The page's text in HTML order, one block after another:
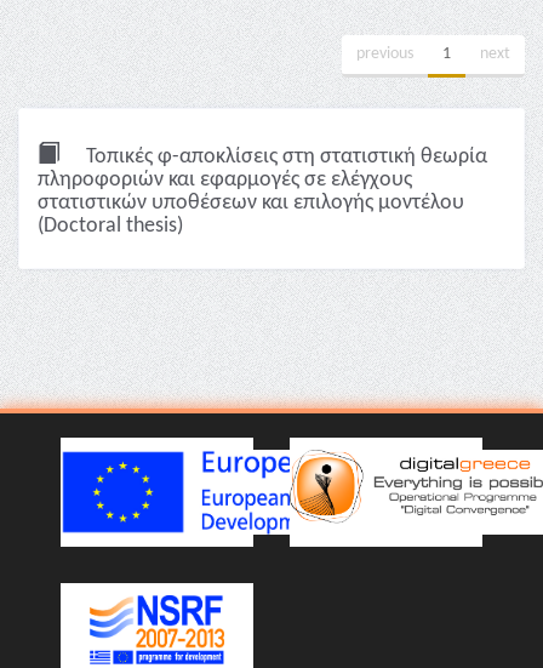
previous 1 next
Τοπικές φ-αποκλίσεις στη στατιστική θεωρία
πληροφοριών και εφαρμογές σε ελέγχους
στατιστικών υποθέσεων και επιλογής μοντέλου
(Doctoral thesis)